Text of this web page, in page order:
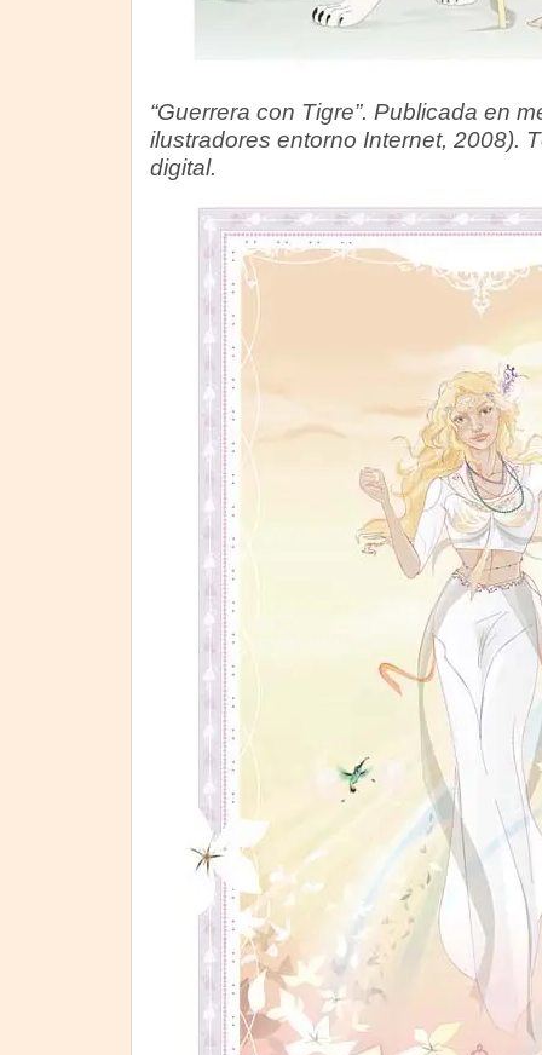
“Guerrera con Tigre”. Publicada en
ilustradores entorno Internet, 2008).
digital.